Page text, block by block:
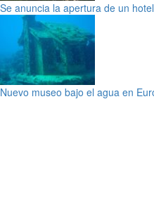
Se anuncia la apertura de un
Nuevo museo bajo el agua en